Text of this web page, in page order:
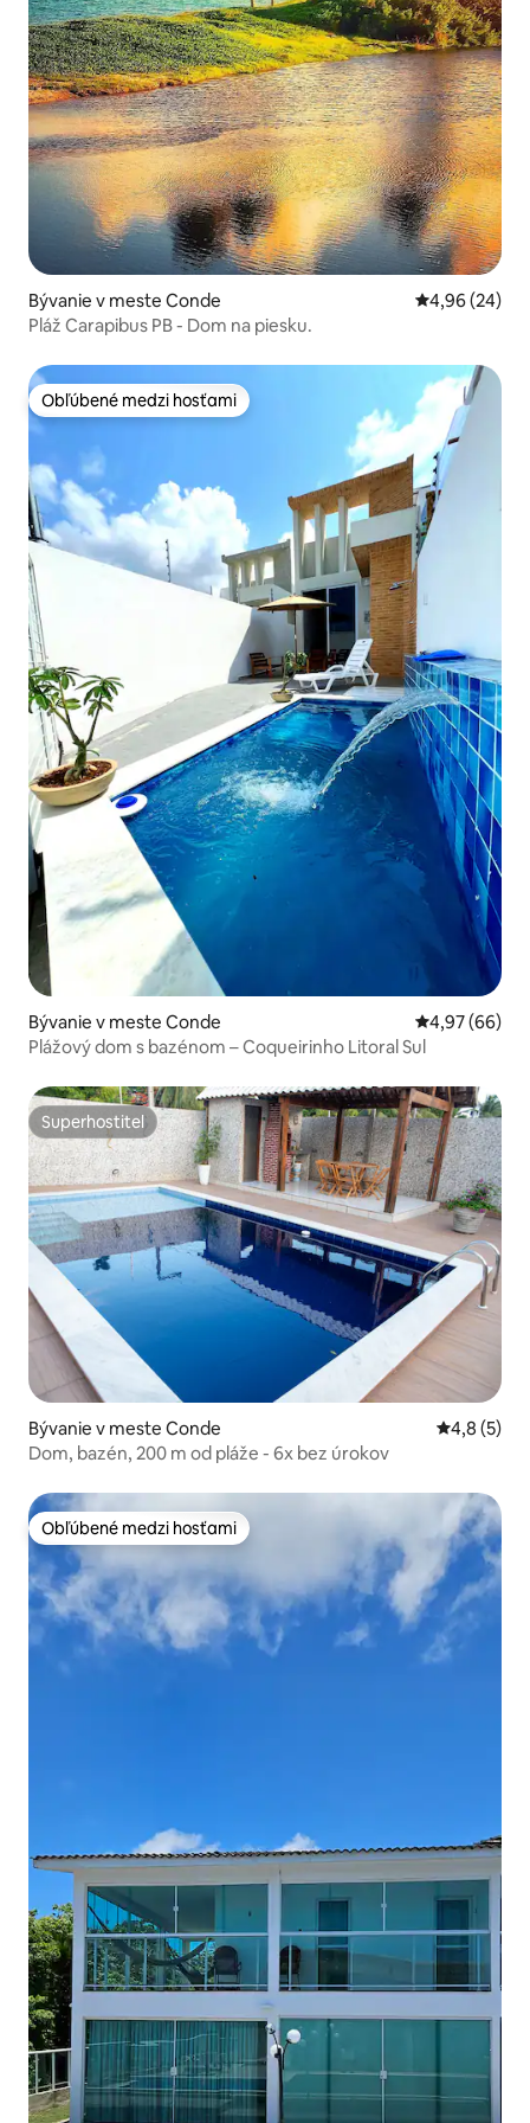
Bývanie v meste Conde Priemerné
4,96 (24)
Pláž Carapibus PB - Dom na piesku.
Obľúbené medzi hosťami
Obľúbené medzi hosťami
Bývanie v meste Conde Priemerné
4,97 (66)
Plážový dom s bazénom – Coqueirinho Litoral Sul
Superhostiteľ
Superhostiteľ
Bývanie v meste Conde Priemerné
4,8 (5)
Dom, bazén, 200 m od pláže - 6x bez úrokov
Obľúbené medzi hosťami
Obľúbené medzi hosťami